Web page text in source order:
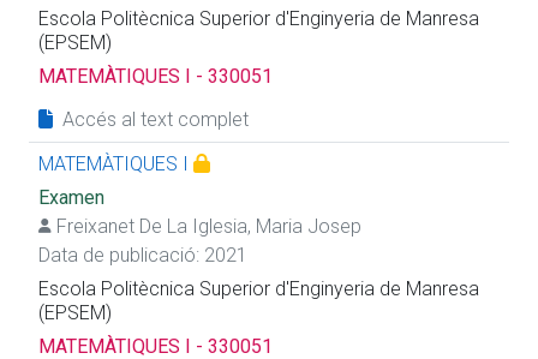
Escola Politècnica Superior d'Enginyeria de Manresa
(EPSEM)
MATEMÀTIQUES I - 330051
Accés al text complet
MATEMÀTIQUES I
Examen
Freixanet De La Iglesia, Maria Josep
Data de publicació: 2021
Escola Politècnica Superior d'Enginyeria de Manresa
(EPSEM)
MATEMÀTIQUES I - 330051